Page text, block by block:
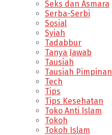
Seks dan Asmara
Serba-Serbi
Sosial
Syiah
Tadabbur
Tanya Jawab
Tausiah
Tausiah Pimpinan
Tech
Tips
Tips Kesehatan
Toko Anti Islam
Tokoh
Tokoh Islam